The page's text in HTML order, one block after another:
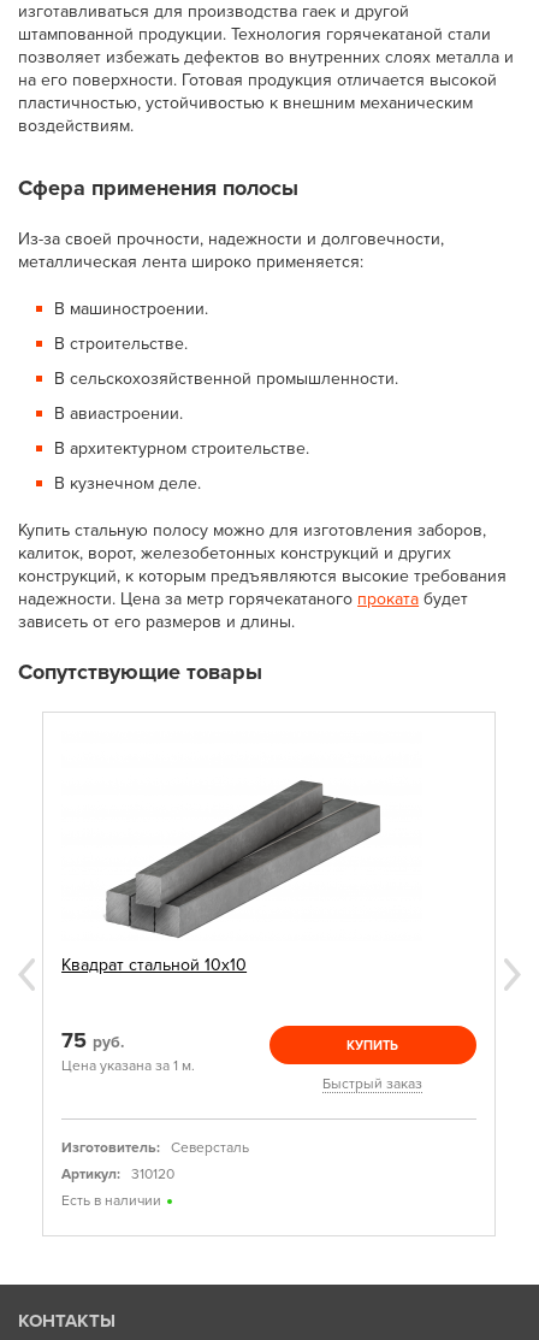
изготавливаться для производства гаек и другой
штампованной продукции. Технология горячекатаной стали
позволяет избежать дефектов во внутренних слоях металла и
на его поверхности. Готовая продукция отличается высокой
пластичностью, устойчивостью к внешним механическим
воздействиям.
Сфера применения полосы
Из-за своей прочности, надежности и долговечности,
металлическая лента широко применяется:
В машиностроении.
В строительстве.
В сельскохозяйственной промышленности.
В авиастроении.
В архитектурном строительстве.
В кузнечном деле.
Купить стальную полосу можно для изготовления заборов,
калиток, ворот, железобетонных конструкций и других
конструкций, к которым предъявляются высокие требования
надежности. Цена за метр горячекатаного проката будет
зависеть от его размеров и длины.
Сопутствующие товары
Квадрат стальной 10х10
75 руб.
Цена указана за 1 м.
КУПИТЬ
Быстрый заказ
Изготовитель:
Северсталь
Артикул:
310120
Есть в наличии
КОНТАКТЫ